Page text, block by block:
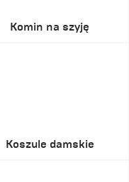
Komin na szyję
Koszule damskie